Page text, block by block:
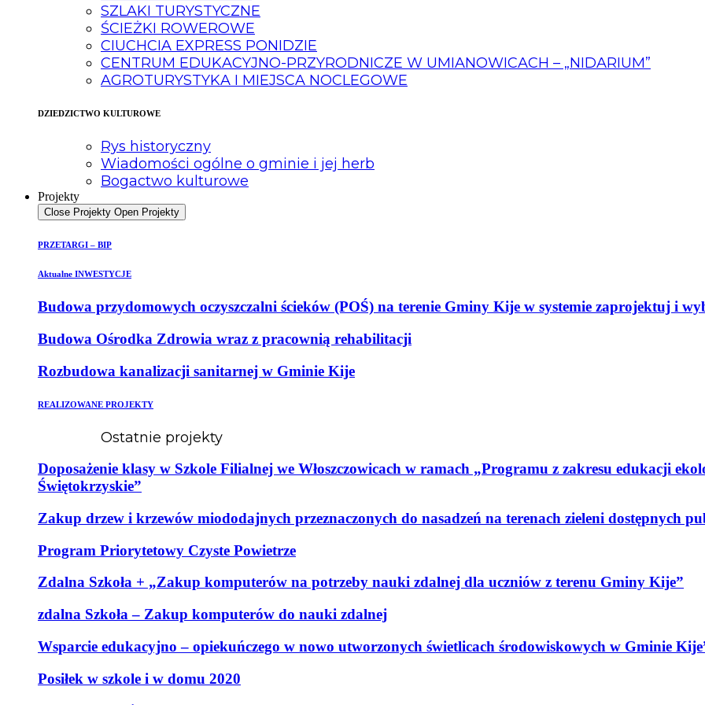
SZLAKI TURYSTYCZNE
ŚCIEŻKI ROWEROWE
CIUCHCIA EXPRESS PONIDZIE
CENTRUM EDUKACYJNO-PRZYRODNICZE W UMIANOWICACH – „NIDARIUM”
AGROTURYSTYKA I MIEJSCA NOCLEGOWE
DZIEDZICTWO KULTUROWE
Rys historyczny
Wiadomości ogólne o gminie i jej herb
Bogactwo kulturowe
Projekty
Close Projekty Open Projekty
PRZETARGI – BIP
Aktualne INWESTYCJE
Budowa przydomowych oczyszczalni ścieków (POŚ) na terenie Gminy Kije w systemie zaprojektuj i
Budowa Ośrodka Zdrowia wraz z pracownią rehabilitacji
Rozbudowa kanalizacji sanitarnej w Gminie Kije
REALIZOWANE PROJEKTY
Ostatnie projekty
Doposażenie klasy w Szkole Filialnej we Włoszczowicach w ramach „Programu z zakresu edukacji
Świętokrzyskie”
Zakup drzew i krzewów miododajnych przeznaczonych do nasadzeń na terenach zieleni dostępnych
Program Priorytetowy Czyste Powietrze
Zdalna Szkoła + „Zakup komputerów na potrzeby nauki zdalnej dla uczniów z terenu Gminy Kije”
zdalna Szkoła – Zakup komputerów do nauki zdalnej
Wsparcie edukacyjno – opiekuńczego w nowo utworzonych świetlicach środowiskowych w Gminie
Posiłek w szkole i w domu 2020